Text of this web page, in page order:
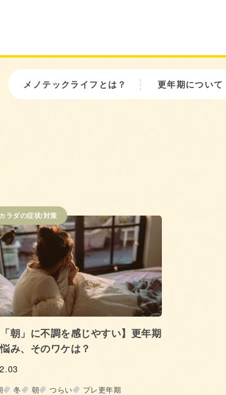
メノテックライフとは？ 更年期について
カラダの症状/対策
「朝」に不調を感じやすい】更年期
み、そのワケは？
冬 朝 つらい
プレ更年期